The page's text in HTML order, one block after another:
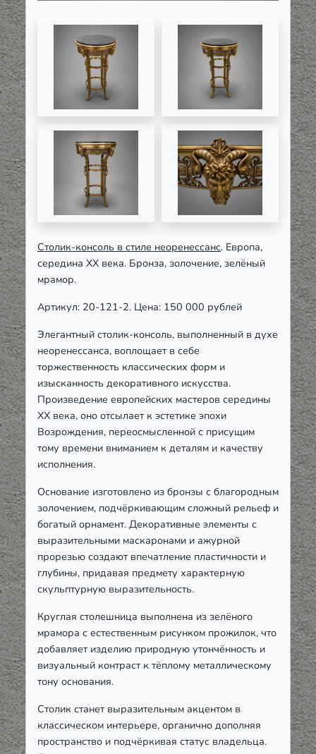
Столик-консоль в стиле неоренессанс. Европа,
середина ХХ века. Бронза, золочение, зелёный
мрамор.
Артикул: 20-121-2. Цена: 150 000 рублей
Элегантный столик-консоль, выполненный в духе
неоренессанса, воплощает в себе
торжественность классических форм и
изысканность декоративного искусства.
Произведение европейских мастеров середины
ХХ века, оно отсылает к эстетике эпохи
Возрождения, переосмысленной с присущим
тому времени вниманием к деталям и качеству
исполнения.
Основание изготовлено из бронзы с благородным
золочением, подчёркивающим сложный рельеф и
богатый орнамент. Декоративные элементы с
выразительными маскаронами и ажурной
прорезью создают впечатление пластичности и
глубины, придавая предмету характерную
скульптурную выразительность.
Круглая столешница выполнена из зелёного
мрамора с естественным рисунком прожилок, что
добавляет изделию природную утончённость и
визуальный контраст к тёплому металлическому
тону основания.
Столик станет выразительным акцентом в
классическом интерьере, органично дополняя
пространство и подчёркивая статус владельца.